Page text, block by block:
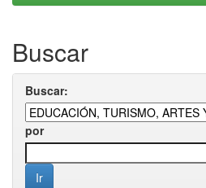
Buscar
Buscar:
por